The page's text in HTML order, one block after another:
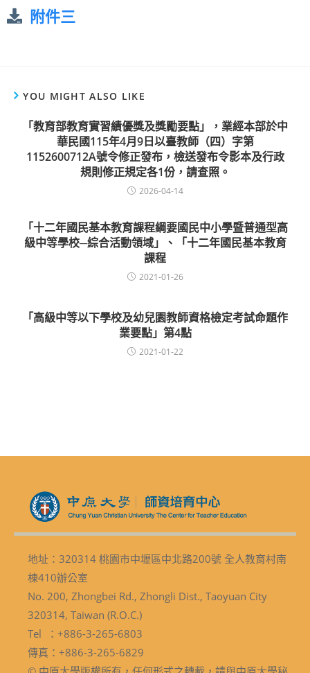
附件三
YOU MIGHT ALSO LIKE
「教育部教育實習績優獎及獎勵要點」，業經本部於中
華民國115年4月9日以臺教師（四）字第
1152600712A號令修正發布，檢送發布令影本及行政
規則修正規定各1份，請查照。
2026-04-14
「十二年國民基本教育課程綱要國民中小學暨普通型高
級中等學校─綜合活動領域」、「十二年國民基本教育
課程
2021-01-26
「高級中等以下學校及幼兒園教師資格檢定考試命題作
業要點」第4點
2021-01-22
地址：320314 桃園市中壢區中北路200號 全人教育村南
棟410辦公室
No. 200, Zhongbei Rd., Zhongli Dist., Taoyuan City
320314, Taiwan (R.O.C.)
Tel ：+886-3-265-6803
傳真：+886-3-265-6829